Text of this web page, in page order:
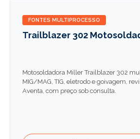
FONTES MULTIPROCESSO
Trailblazer 302
Motosoldadora Miller Trailblazer 302
MIG/MAG, TIG, eletrodo e goivagem,
Aventa, com preço sob consulta.